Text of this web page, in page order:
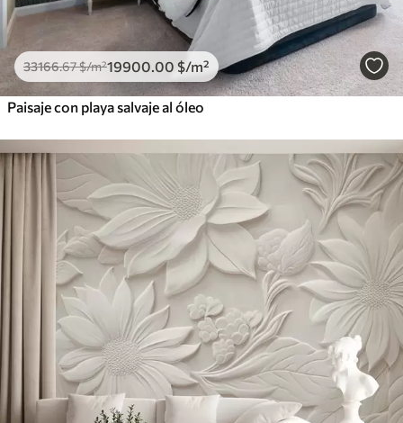
33166.67$/m²19900 .00 $/m²
Paisaje con playa salvaje al óleo